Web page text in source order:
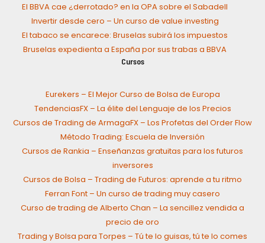
El BBVA cae ¿derrotado? en la OPA sobre el Sabadell
Invertir desde cero – Un curso de value investing
El tabaco se encarece: Bruselas subirá los impuestos
Bruselas expedienta a España por sus trabas a BBVA
Cursos
Eurekers – El Mejor Curso de Bolsa de Europa
TendenciasFX – La élite del Lenguaje de los Precios
Cursos de Trading de ArmagaFX – Los Profetas del Order Flow
Método Trading: Escuela de Inversión
Cursos de Rankia – Enseñanzas gratuitas para los futuros
inversores
Cursos de Bolsa – Trading de Futuros: aprende a tu ritmo
Ferran Font – Un curso de trading muy casero
Curso de trading de Alberto Chan – La sencillez vendida a
precio de oro
Trading y Bolsa para Torpes – Tú te lo guisas, tú te lo comes